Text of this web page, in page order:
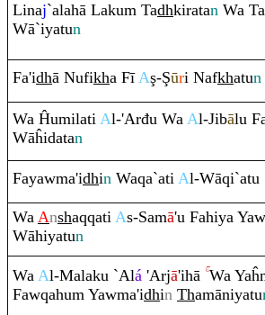
Linaj`alahā Lakum Tadhkiratan Wa
Wā`iyatun
Fa'idhā Nufikha FīAş-Şūri Nafkhatun
Wa Ĥumilati Al-'Arđu Wa Al-Jibālu
Wāĥidatan
Fayawma'idhin Waqa`ati Al-Wāqi`atu
Wa Anshaqqati As-Samā'u Fahiya
Wāhiyatun
Wa Al-Malaku `Alá 'Arjā'ihā Wa
Fawqahum Yawma'idhin Thamāniyatu